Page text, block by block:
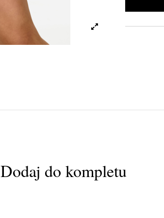
Dodaj do kompletu